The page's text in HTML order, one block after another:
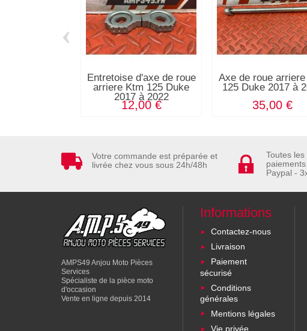
Entretoise d'axe de roue
arriere Ktm 125 Duke
2017 à 2022
12,00 €
Axe de roue
125 Duke 2017 à
35,00 €
‹
Votre commande est préparée et
livrée chez vous sous 24h/48h
Toutes
Paypal -
AMPS49 Anjou Moto Pièces
Services
Spécialiste de la pièce moto
d'occasion
Vente en ligne depuis 2014
Informations
Contactez-nous
Livraison
Paiement
sécurisé
Conditions
générales
Mentions légales
Vie privée